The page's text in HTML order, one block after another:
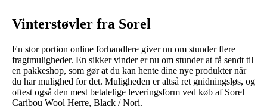
Vinterstøvler fra Sorel
En stor portion online forhandlere giver nu om stunder flere
fragtmuligheder. En sikker vinder er nu om stunder at få sendt til
en pakkeshop, som gør at du kan hente dine nye produkter når
du har mulighed for det. Muligheden er altså ret gnidningsløs, og
oftest også den mest betalelige leveringsform ved køb af Sorel
Caribou Wool Herre, Black / Nori.